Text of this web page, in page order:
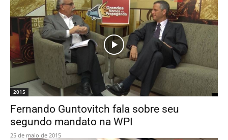
2015
Fernando Guntovitch fala sobre seu
segundo mandato na WPI
25 de maio de 2015